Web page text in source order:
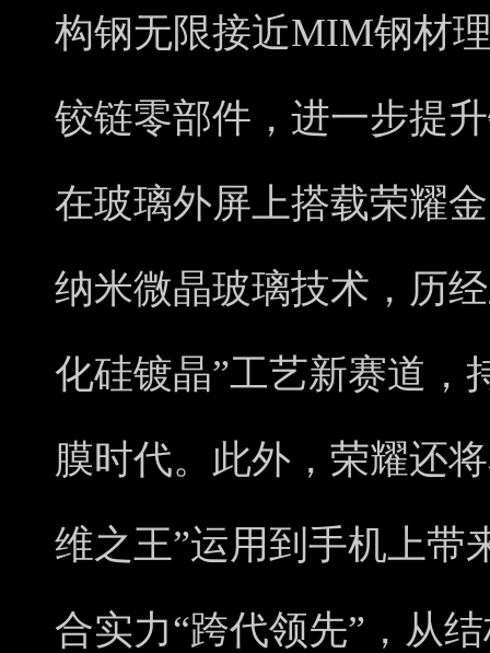
构钢无限接近MIM钢材
铰链零部件，进一步提
在玻璃外屏上搭载荣耀
纳米微晶玻璃技术，历
化硅镀晶”工艺新赛道，
膜时代。此外，荣耀还
维之王”运用到手机上带
合实力“跨代领先”，从